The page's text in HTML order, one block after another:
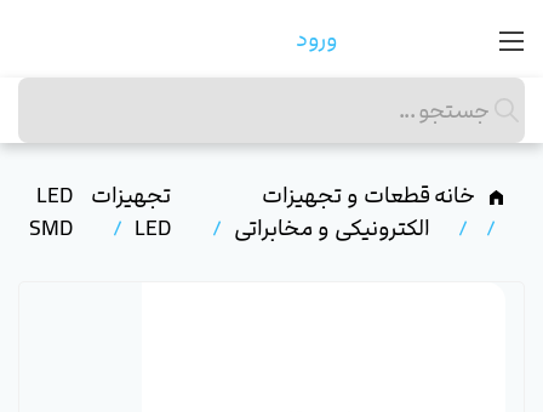
ورود
خانهقطعات و تجهیزات
الکترونیکی و مخابراتی
تجهیزات
LED
LED
SMD